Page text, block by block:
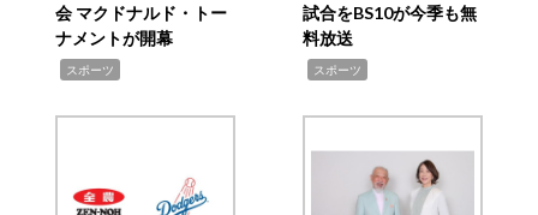
会 マクドナルド・トー
ナメントが開幕
スポーツ
試合をBS10が今季も無
料放送
スポーツ